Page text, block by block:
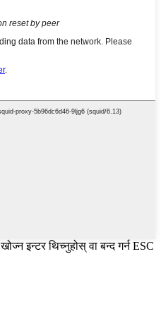
खोज्न इन्टर थिच्नुहोस् वा बन्द गर्न ESC